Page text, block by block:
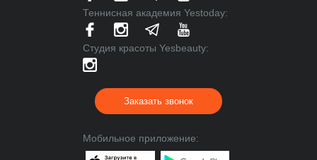
Теннисная академия Yestoday:
Cтудия красоты Yesbeauty:
Заказать звонок
Мобильное приложение: